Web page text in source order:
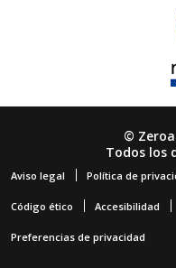
©
Todos los
Aviso legal Política de
Código ético Accesibilidad
Preferencias de privacidad